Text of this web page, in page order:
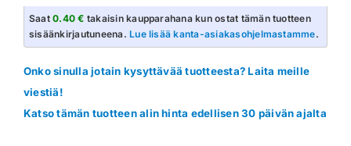
Saat0.40 € takaisin kaupparahana kun ostat tämän tuotteen
sisäänkirjautuneena.Lue lisää kanta-asiakasohjelmastamme.
Onko sinulla jotain kysyttävää tuotteesta? Laita meille
viestiä!
Katso tämän tuotteen alin hinta edellisen 30 päivän ajalta